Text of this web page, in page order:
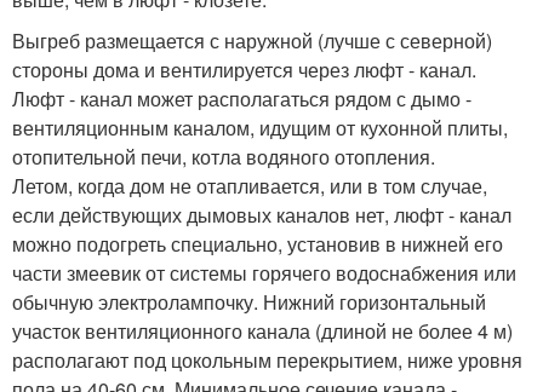
Выгреб размещается с наружной (лучше с северной)
стороны дома и вентилируется через люфт - канал.
Люфт - канал может располагаться рядом с дымо -
вентиляционным каналом, идущим от кухонной плиты,
отопительной печи, котла водяного отопления.
Летом, когда дом не отапливается, или в том случае,
если действующих дымовых каналов нет, люфт - канал
можно подогреть специально, установив в нижней его
части змеевик от системы горячего водоснабжения или
обычную электролампочку. Нижний горизонтальный
участок вентиляционного канала (длиной не более 4 м)
располагают под цокольным перекрытием, ниже уровня